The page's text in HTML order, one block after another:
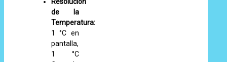
de la
Temperatura:
1 °C en
pantalla,
1 °C